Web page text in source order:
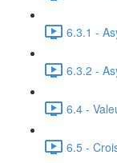
6.3.1 -
6.3.2 -
6.4 -
6.5 -